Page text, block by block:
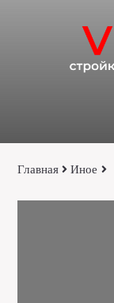
Главная Иное